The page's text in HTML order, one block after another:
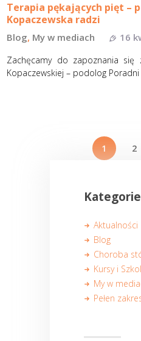
Terapia pękających pięt –
Kopaczewska radzi
Blog, My w mediach 16
Zachęcamy do zapoznania się
Kopaczewskiej – podolog Poradni
STRONA
1 2
Kategorie
Aktualności
Blog
Choroba
Kursy i
My w
Pełen